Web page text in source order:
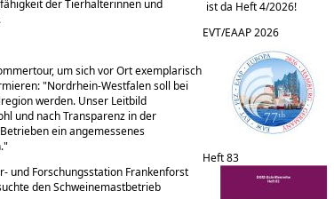
der Tierhalterinnen und
um sich vor Ort exemplarisch
Nordrhein-Westfalen soll bei
werden. Unser Leitbild
und nach Transparenz in der
ein angemessenes
und Forschungsstation Frankenforst
den Schweinemastbetrieb
ist da Heft 4/2026!
EVT/EAAP 2026
Heft 83